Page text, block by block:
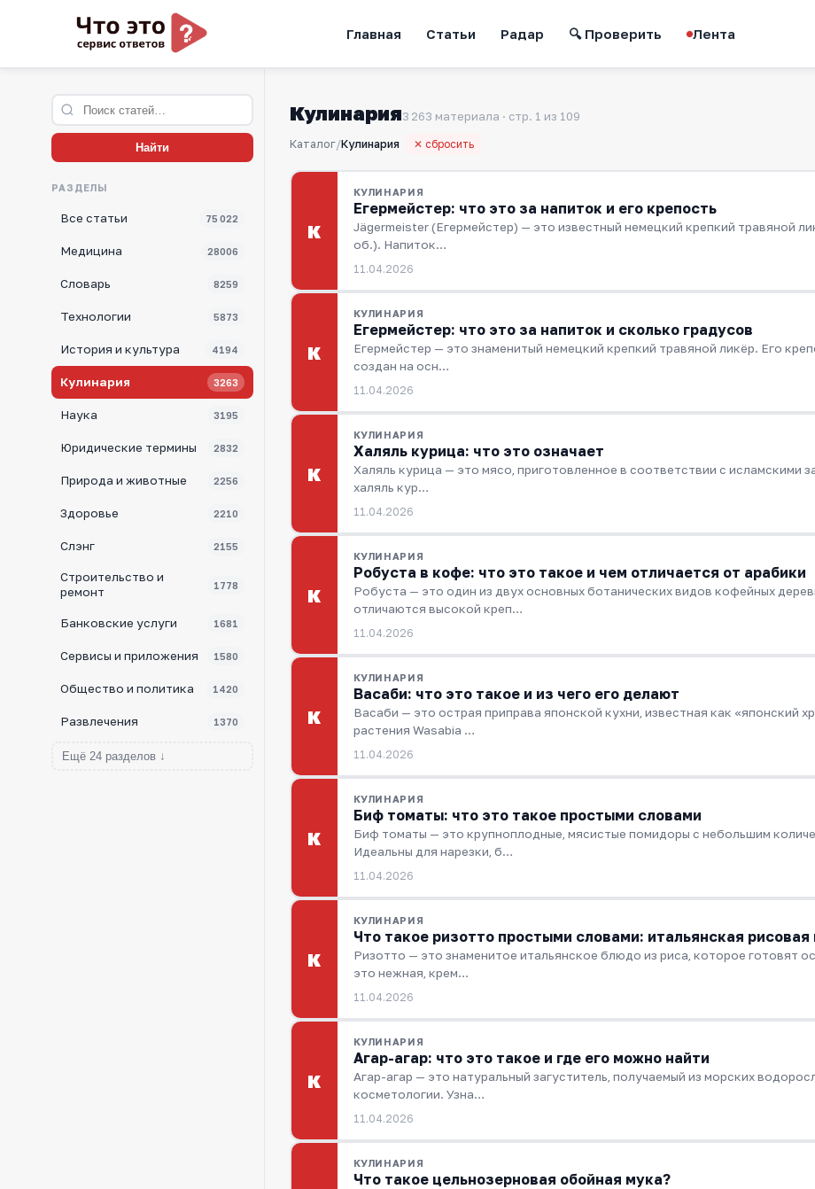
Главная Статьи Радар 🔍 Проверить Лента
Найти
РАЗДЕЛЫ
Все статьи 75 022
Медицина 28006
Словарь 8259
Технологии 5873
История и культура 4194
Кулинария 3263
Наука 3195
Юридические термины 2832
Природа и животные 2256
Здоровье 2210
Слэнг 2155
Строительство и
ремонт
1778
Банковские услуги 1681
Сервисы и приложения 1580
Общество и политика 1420
Развлечения 1370
Ещё 24 разделов ↓
Кулинария3 263 материала · стр. 1 из 109
Каталог/Кулинария ✕ сбросить
К
КУЛИНАРИЯ
Егермейстер: что это за напиток и его крепость
Jägermeister (Егермейстер) — это известный немецкий крепкий травяной
об.). Напиток…
11.04.2026
К
КУЛИНАРИЯ
Егермейстер: что это за напиток и сколько градусов
Егермейстер — это знаменитый немецкий крепкий травяной ликёр. Его
создан на осн…
11.04.2026
К
КУЛИНАРИЯ
Халяль курица: что это означает
Халяль курица — это мясо, приготовленное в соответствии с исламскими
халяль кур…
11.04.2026
К
КУЛИНАРИЯ
Робуста в кофе: что это такое и чем отличается от арабики
Робуста — это один из двух основных ботанических видов кофейных
отличаются высокой креп…
11.04.2026
К
КУЛИНАРИЯ
Васаби: что это такое и из чего его делают
Васаби — это острая приправа японской кухни, известная как «японский
растения Wasabia …
11.04.2026
К
КУЛИНАРИЯ
Биф томаты: что это такое простыми словами
Биф томаты — это крупноплодные, мясистые помидоры с небольшим
Идеальны для нарезки, б…
11.04.2026
К
КУЛИНАРИЯ
Что такое ризотто простыми словами: итальянская рисовая
Ризотто — это знаменитое итальянское блюдо из риса, которое готовят
это нежная, крем…
11.04.2026
К
КУЛИНАРИЯ
Агар-агар: что это такое и где его можно найти
Агар-агар — это натуральный загуститель, получаемый из морских
косметологии. Узна…
11.04.2026
КУЛИНАРИЯ
Что такое цельнозерновая обойная мука?